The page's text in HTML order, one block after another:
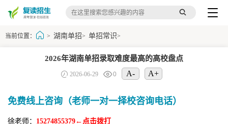
当前位置： > 湖南单招> 单招常识>
2026年湖南单招录取难度最高的高校盘点
2026-06-29 0 A- A+
免费线上咨询（老师一对一择校咨询电话）
徐老师： 15274855379←点击拨打